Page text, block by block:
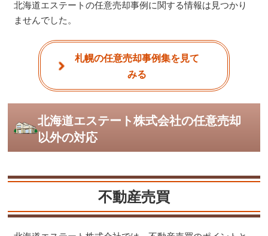
北海道エステートの任意売却事例に関する情報は見つかり
ませんでした。
札幌の任意売却事例集を見て
みる
北海道エステート株式会社の任意売却
以外の対応
不動産売買